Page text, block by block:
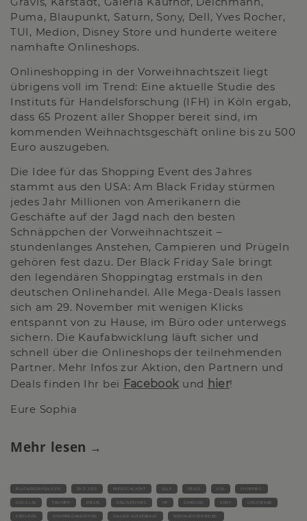
Puma, Blaupunkt, Saturn, Sony, Dell, Yves Rocher,
TUI, Medion, Disney Store und hunderte weitere
namhafte Onlineshops.
Onlineshopping in der Vorweihnachtszeit liegt
übrigens voll im Trend: Eine aktuelle Studie des
Instituts für Handelsforschung (IFH) in Köln ergab,
dass 65 Prozent aller Shopper bereit sind, im
kommenden Weihnachtsgeschäft online bis zu 500
Euro auszugeben.
Die Idee für das Shopping Event des Jahres
stammt aus den USA: Am Black Friday stürmen
jedes Jahr Millionen von Amerikanern die
Geschäfte auf der Jagd nach den besten
Schnäppchen der Vorweihnachtszeit –
stundenlanges Anstehen, Campieren und Prügeln
gehören fest dazu. Der Black Friday Sale bringt
den legendären Shoppingtag erstmals in den
deutschen Onlinehandel. Alle Mega-Deals lassen
sich am 29. November mit wenigen Klicks
entspannt von zu Hause, im Büro oder unterwegs
sichern. Die Kaufabwicklung läuft sicher und
schnell über die Onlineshops der teilnehmenden
Partner. Mehr Infos zur Aktion, den Partnern und
Deals finden Ihr bei Facebook und hier!
Eure Sophia
Mehr lesen
BLACKFRIDAYSALE.DE 29.11.2013 PREISSCHLACHT SALE DEALS USA SHOPPING
DOUGLAS TRIUMPH DIESEL ONLINESHOPS HP SAMSUNG SONY GESCHENKE
GROUPON SHOPPINGMARATHON ONLINE-AUSVERKAUF WEIHNACHTEN REISE-